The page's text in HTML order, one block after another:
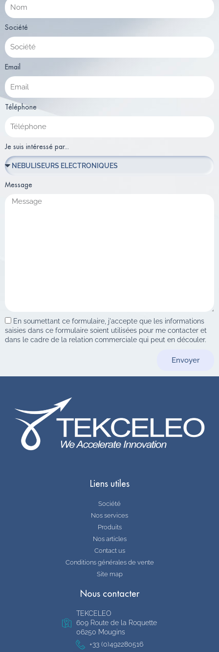
Société
Email
Téléphone
Je suis intéressé par...
Message
En soumettant ce formulaire, j'accepte que les informations
saisies dans ce formulaire soient utilisées pour me contacter et
dans le cadre de la relation commerciale qui peut en découler.
Envoyer
Liens utiles
Société
Nos services
Produits
Nos articles
Contact us
Conditions générales de vente
Site map
Nous contacter
TEKCELEO
609 Route de la Roquette
06250 Mougins
+33 (0)492280516